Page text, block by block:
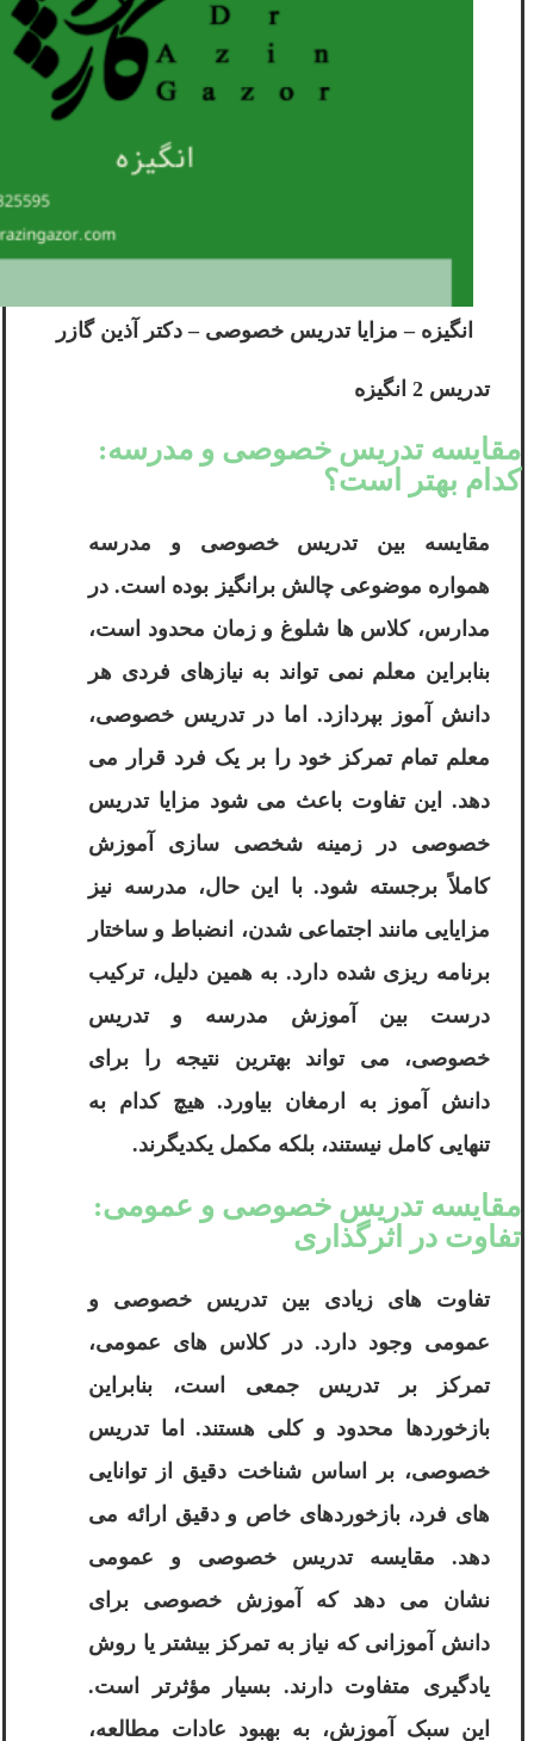
انگیزه – مزایا تدریس خصوصی – دکتر آ‌‌ذین گازر
تدریس 2 انگیزه
مقایسه تدریس خصوصی و مدرسه:
کدام بهتر است؟
مقایسه بین تدریس خصوصی و مدرسه
همواره موضوعی چالش برانگیز بوده است. در
مدارس، کلاس ها شلوغ و زمان محدود است،
بنابراین معلم نمی تواند به نیازهای فردی هر
دانش آموز بپردازد. اما در تدریس خصوصی،
معلم تمام تمرکز خود را بر یک فرد قرار می
دهد. این تفاوت باعث می شود مزایا تدریس
خصوصی در زمینه شخصی سازی آموزش
کاملاً برجسته شود. با این حال، مدرسه نیز
مزایایی مانند اجتماعی شدن، انضباط و ساختار
برنامه ریزی شده دارد. به همین دلیل، ترکیب
درست بین آموزش مدرسه و تدریس
خصوصی، می تواند بهترین نتیجه را برای
دانش آموز به ارمغان بیاورد. هیچ کدام به
تنهایی کامل نیستند، بلکه مکمل یکدیگرند.
مقایسه تدریس خصوصی و عمومی:
تفاوت در اثرگذاری
تفاوت های زیادی بین تدریس خصوصی و
عمومی وجود دارد. در کلاس های عمومی،
تمرکز بر تدریس جمعی است، بنابراین
بازخوردها محدود و کلی هستند. اما تدریس
خصوصی، بر اساس شناخت دقیق از توانایی
های فرد، بازخوردهای خاص و دقیق ارائه می
دهد. مقایسه تدریس خصوصی و عمومی
نشان می دهد که آموزش خصوصی برای
دانش آموزانی که نیاز به تمرکز بیشتر یا روش
یادگیری متفاوت دارند. بسیار مؤثرتر است.
این سبک آموزش، به بهبود عادات مطالعه،